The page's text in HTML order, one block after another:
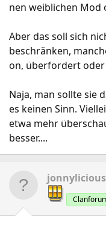
nen weiblichen Mod
Aber das soll sich
beschränken,
on, überfordert oder
Naja, man sollte sie
es keinen Sinn.
etwa mehr
besser....
jonnylicious